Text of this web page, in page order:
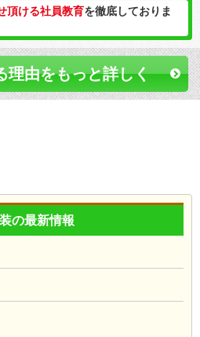
頂ける社員教育を徹底しておりま
理由をもっと詳しく
の最新情報